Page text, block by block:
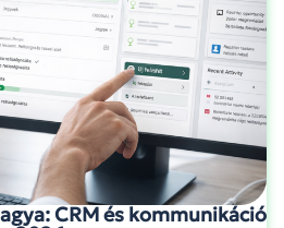
CRM és kommunikáció